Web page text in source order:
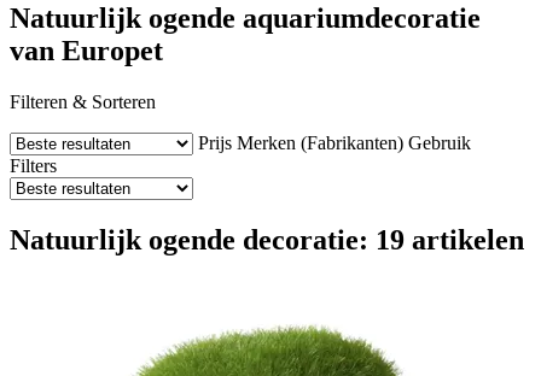
Natuurlijk ogende aquariumdecoratie
van Europet
Filteren & Sorteren
Prijs Merken (Fabrikanten) Gebruik
Filters
Natuurlijk ogende decoratie: 19 artikelen